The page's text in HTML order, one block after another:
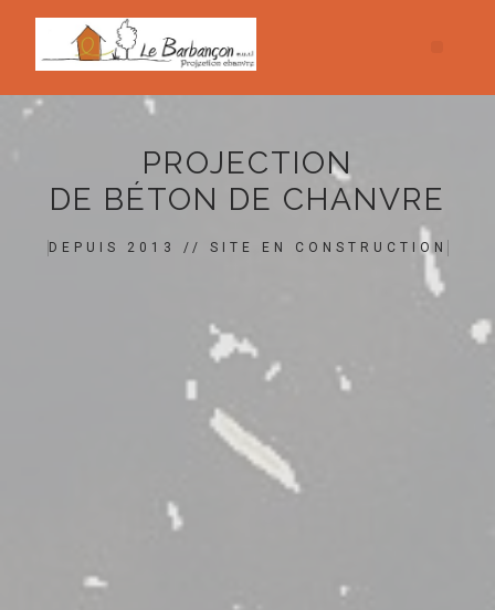
PROJECTION
DE BÉTON DE CHANVRE
DEPUIS 2013 // SITE EN CONSTRUCTION